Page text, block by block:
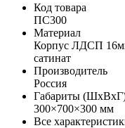
Код товара
ПС300
Материал
Корпус ЛДСП
сатинат
Производитель
Россия
Габариты
300×700×300 мм
Все